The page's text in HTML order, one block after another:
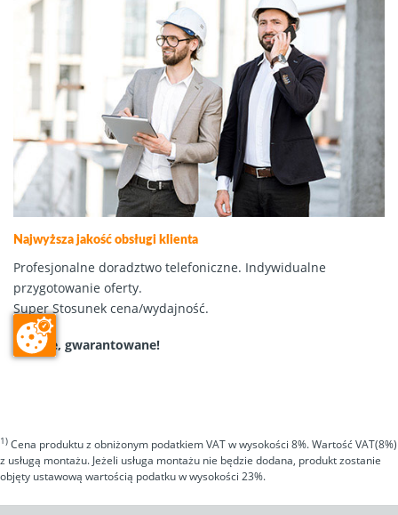
Najwyższa jakość obsługi klienta
Profesjonalne doradztwo telefoniczne. Indywidualne
przygotowanie oferty.
Super Stosunek cena/wydajność.
Zawsze, gwarantowane!
1) Cena produktu z obniżonym podatkiem VAT w wysokości 8%. Wartość VAT(8%)
z usługą montażu. Jeżeli usługa montażu nie będzie dodana, produkt zostanie
objęty ustawową wartością podatku w wysokości 23%.